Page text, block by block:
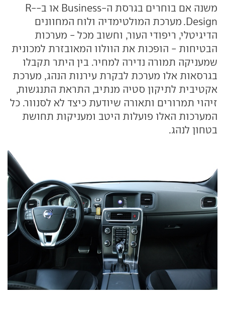
משנה אם בוחרים בגרסת ה-Business או ב-R-
Design. מערכת המולטימדיה ולוח המחוונים
הדיגיטלי, ריפודי העור, וחשוב מכל - מערכות
הבטיחות - הופכות את הוולוו המאובזרת למכונית
שמעניקה תמורה נדירה למחיר. בין היתר תקבלו
בגרסאות אלו מערכת לבקרת עירנות הנהג, מערכת
אקטיבית לתיקון סטיה מנתיב, התראת התנגשות,
זיהוי תמרורים ותאורה שיודעת כיצד לא לסנוור. כל
המערכות האלו פועלות היטב ומעניקות תחושת
בטחון לנהג.